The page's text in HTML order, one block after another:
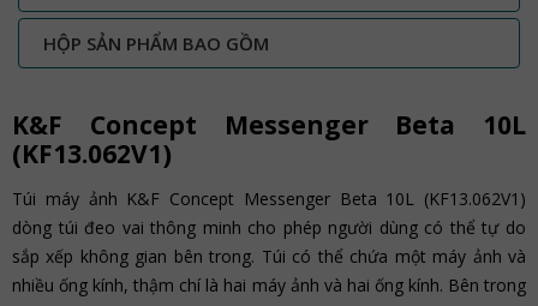
HỘP SẢN PHẨM BAO GỒM
K&F Concept Messenger Beta 10L
(KF13.062V1)
Túi máy ảnh K&F Concept Messenger Beta 10L (KF13.062V1)
dòng túi đeo vai thông minh cho phép người dùng có thể tự do
sắp xếp không gian bên trong. Túi có thể chứa một máy ảnh và
nhiều ống kính, thậm chí là hai máy ảnh và hai ống kính. Bên trong